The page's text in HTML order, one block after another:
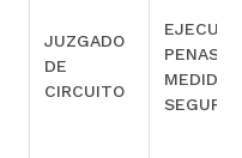
JUZGADO
DE
CIRCUITO
PENAS Y